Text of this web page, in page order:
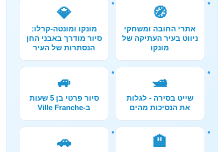
🧭
אתרי החובה ומשחקי
ניווט בעיר העתיקה של
מונקו
💎
מונקו ומונטה-קרלו:
סיור מודרך באבני החן
הנסתרות של העיר
🛥️
שייט בסירה - לגלות
את הנסיכות מהים
🚙
סיור פרטי בן 5 שעות
ב-Ville Franche
🏨
🚗